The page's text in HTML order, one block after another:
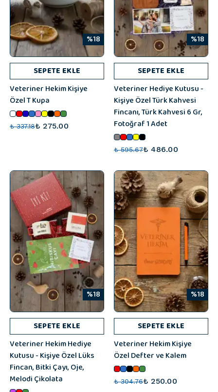
%18
SEPETE EKLE
Veteriner Hekim Kişiye
Özel T Kupa
₺ 337.18₺ 275.00
%18
SEPETE EKLE
Veteriner Hediye Kutusu -
Kişiye Özel Türk Kahvesi
Fincanı, Türk Kahvesi 6 Gr,
Fotoğraf 1 Adet
₺ 595.67₺ 486.00
%18
SEPETE EKLE
Veteriner Hekim Hediye
Kutusu - Kişiye Özel Lüks
Fincan, Bitki Çayı, Oje,
Melodi Çikolata
%18
SEPETE EKLE
Veteriner Hekim Kişiye
Özel Defter ve Kalem
₺ 304.76₺ 250.00